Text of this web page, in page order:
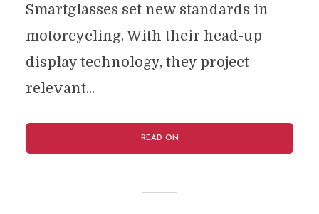
Smartglasses set new standards in
motorcycling. With their head-up
display technology, they project
relevant...
READ ON